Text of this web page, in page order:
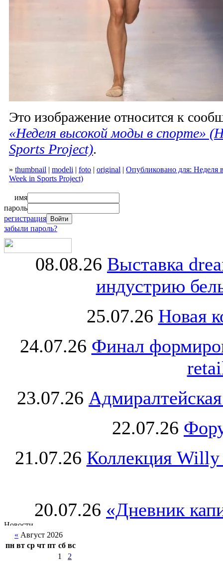
Это изображение относится к
«Неделя высокой моды в спорте»
Sports Project).
» thumbnail | modeli | foto | original | Опубликовано для: Неделя
Week in Sports Project)
имя
пароль
регистрация
забыли пароль?
08.08.26 Выставка
индустрию
25.07.26 Новая
24.07.26 Финал
23.07.26
22.07.26
21.07.26 Коллекция Willy
20.07.26 «Дневник
« Август 2026
пн вт ср чт пт сб вс
1
2